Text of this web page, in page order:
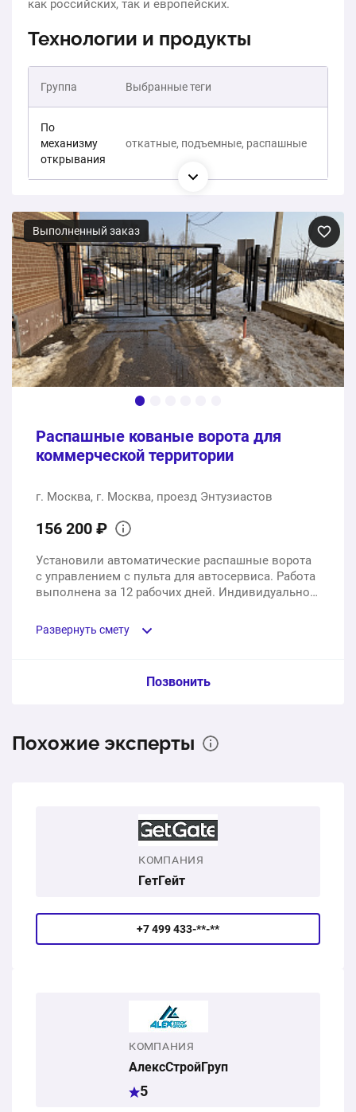
как российских, так и европейских.
Технологии и продукты
Группа Выбранные теги
По
механизму
открывания
откатные, подъемные, распашные
Выполненный заказ
Распашные кованые ворота для
коммерческой территории
г. Москва, г. Москва, проезд Энтузиастов
156 200 ₽
Установили автоматические распашные ворота
с управлением с пульта для автосервиса. Работа
выполнена за 12 рабочих дней. Индивидуальное
доступ, реестр контроля доступа.
Развернуть смету
Пункт сметы / Ед. изм. / Цена
1 шт. 78500 ₽
77700 ₽
156200 ₽
Позвонить
Похожие эксперты
КОМПАНИЯ
ГетГейт
+7 499 433-**-**
КОМПАНИЯ
АлексСтройГруп
5